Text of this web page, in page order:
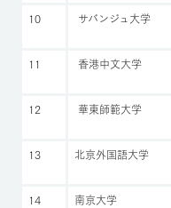
10
サバンジュ大学
11 香港中文大学
12
華東師範大学
13
北京外国語大学
14
南京大学